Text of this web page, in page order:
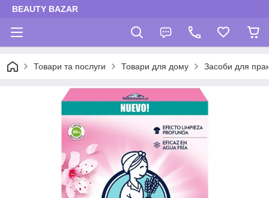
BEAUTY BAZAR
Товари та послуги Товари для дому Засоби для